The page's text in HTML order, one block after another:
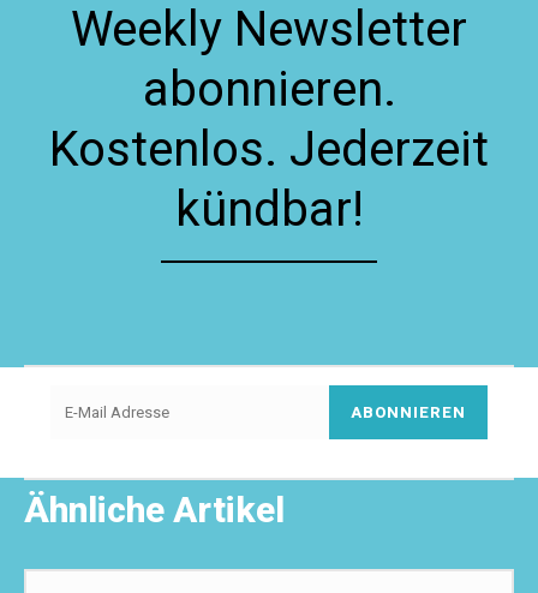
Weekly Newsletter
abonnieren.
Kostenlos. Jederzeit
kündbar!
ABONNIEREN
Ähnliche Artikel